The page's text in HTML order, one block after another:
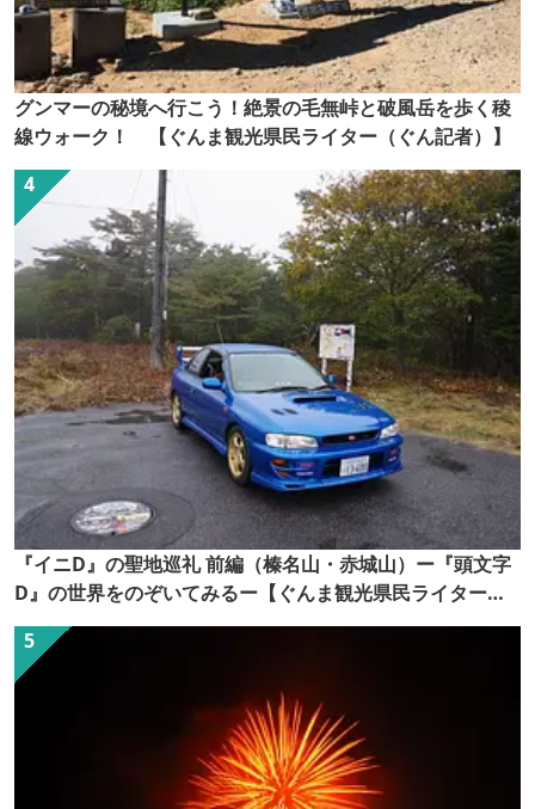
グンマーの秘境へ行こう！絶景の毛無峠と破風岳を歩く稜
線ウォーク！ 【ぐんま観光県民ライター（ぐん記者）】
『イニD』の聖地巡礼 前編（榛名山・赤城山）ー『頭文字
D』の世界をのぞいてみるー【ぐんま観光県民ライター
（ぐん記者）】